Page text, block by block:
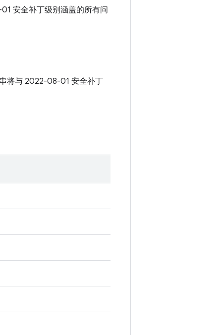
安全补丁级别涵盖的所有问
将与 2022-08-01 安全补丁